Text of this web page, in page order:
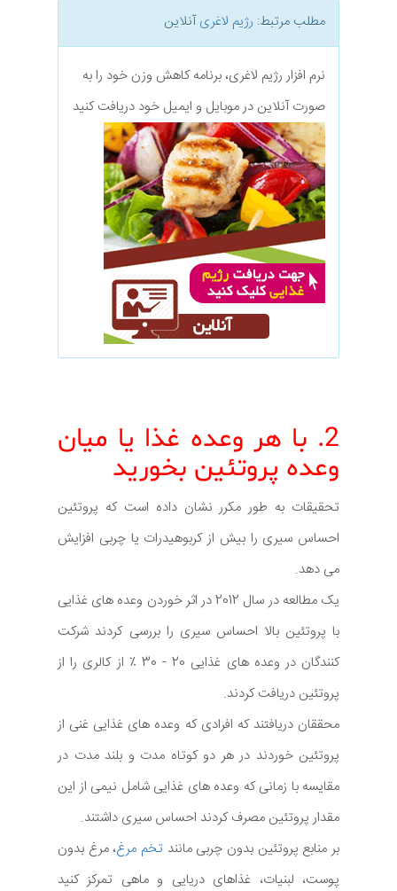
مطلب مرتبط: رژیم لاغریآنلاین
نرم افزار رژیم لاغری، برنامه کاهش وزن خود را به
صورت آنلاین در موبایل و ایمیل خود دریافت کنید
2. با هر وعده غذا یا میان
وعده پروتئین بخورید
تحقیقات به طور مکرر نشان داده است که پروتئین
احساس سیری را بیش از کربوهیدرات یا چربی افزایش
می دهد.
یک مطالعه در سال 2012 در اثر خوردن وعده های غذایی
با پروتئین بالا احساس سیری را بررسی کردند شرکت
کنندگان در وعده های غذایی 20 - 30 ٪ از کالری را از
پروتئین دریافت کردند.
محققان دریافتند که افرادی که وعده های غذایی غنی از
پروتئین خوردند در هر دو کوتاه مدت و بلند مدت در
مقایسه با زمانی که وعده های غذایی شامل نیمی از این
مقدار پروتئین مصرف کردند احساس سیری داشتند.
بر منابع پروتئین بدون چربی مانند تخم مرغ، مرغ بدون
پوست، لبنیات، غذاهای دریایی و ماهی تمرکز کنید